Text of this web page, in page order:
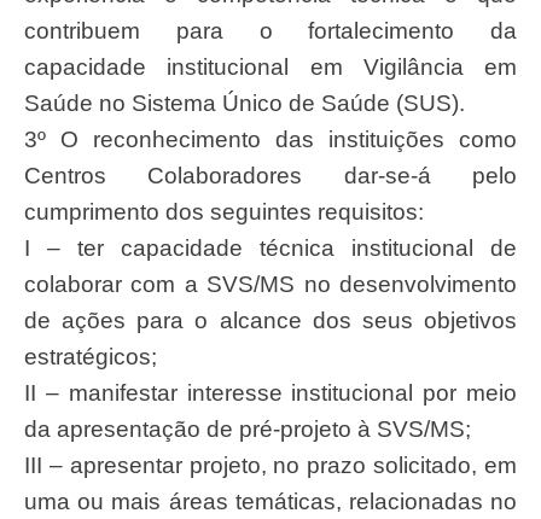
contribuem para o fortalecimento da
capacidade institucional em Vigilância em
Saúde no Sistema Único de Saúde (SUS).
3º O reconhecimento das instituições como
Centros Colaboradores dar-se-á pelo
cumprimento dos seguintes requisitos:
I – ter capacidade técnica institucional de
colaborar com a SVS/MS no desenvolvimento
de ações para o alcance dos seus objetivos
estratégicos;
II – manifestar interesse institucional por meio
da apresentação de pré-projeto à SVS/MS;
III – apresentar projeto, no prazo solicitado, em
uma ou mais áreas temáticas, relacionadas no